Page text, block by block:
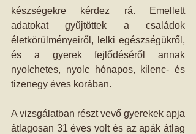
készségekre kérdez rá. Emellett
adatokat gyűjtöttek a családok
életkörülményeiről, lelki egészségükről,
és a gyerek fejlődéséről annak
nyolchetes, nyolc hónapos, kilenc- és
tizenegy éves korában.
A vizsgálatban részt vevő gyerekek apja
átlagosan 31 éves volt és az apák átlag